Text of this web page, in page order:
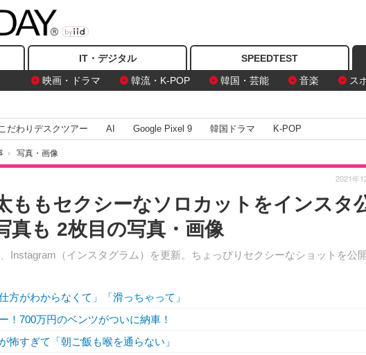
IT・デジタル SPEEDTEST
映画・ドラマ
韓流・K-POP 韓国・芸能 音楽 ス
だわりデスクツアー AI Google Pixel 9 韓国ドラマ K-POP
› 写真・画像
ももセクシーなソロカットをインスタ
真も 2枚目の写真・画像
Instagram（インスタグラム）を更新。ちょっぴりセクシーなショットを公開
2021年
方がわからなくて」「滑っちゃって」
！700万円のベンツがついに納車！
怖すぎて「朝ご飯も喉を通らない」